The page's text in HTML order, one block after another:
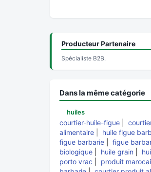
Producteur Partenaire
Spécialiste B2B.
Dans la même catégorie
huiles
courtier-huile-figue
alimentaire
huile figue
figue barbarie
figue
biologique
huile grain
porto vrac
produit